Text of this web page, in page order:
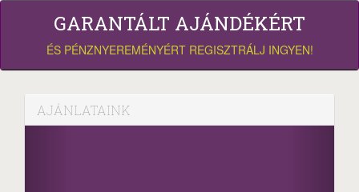
GARANTÁLT AJÁNDÉKÉRT
ÉS PÉNZNYEREMÉNYÉRT REGISZTRÁLJ INGYEN!
AJÁNLATAINK